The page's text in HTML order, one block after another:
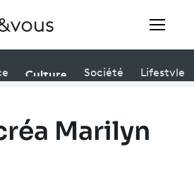
Culture Société Lifestyle
Marilyn